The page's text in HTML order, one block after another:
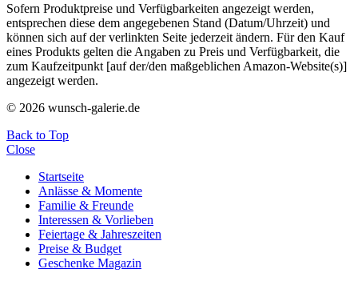
Sofern Produktpreise und Verfügbarkeiten angezeigt werden,
entsprechen diese dem angegebenen Stand (Datum/Uhrzeit) und
können sich auf der verlinkten Seite jederzeit ändern. Für den Kauf
eines Produkts gelten die Angaben zu Preis und Verfügbarkeit, die
zum Kaufzeitpunkt [auf der/den maßgeblichen Amazon-Website(s)]
angezeigt werden.
© 2026 wunsch-galerie.de
Back to Top
Close
Startseite
Anlässe & Momente
Familie & Freunde
Interessen & Vorlieben
Feiertage & Jahreszeiten
Preise & Budget
Geschenke Magazin